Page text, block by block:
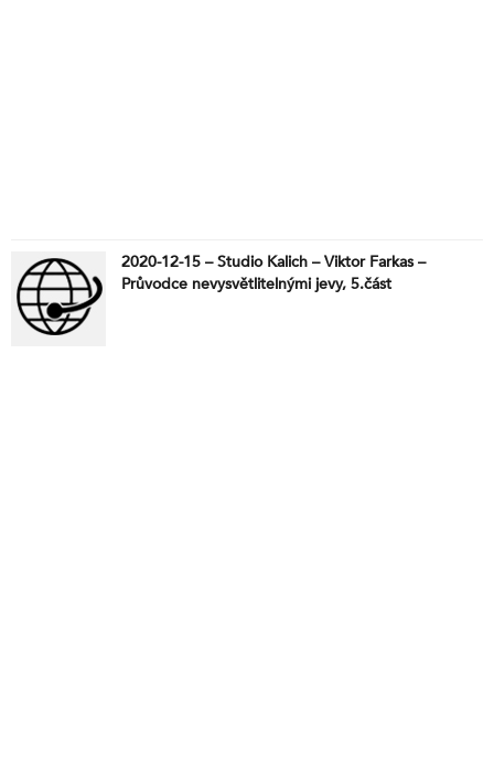
2020-12-15 – Studio Kalich – Viktor Farkas –
Průvodce nevysvětlitelnými jevy, 5.část